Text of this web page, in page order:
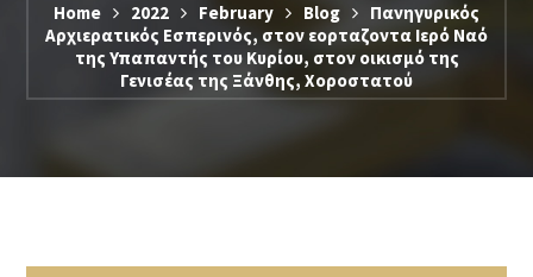
Home 2022 February Blog
Πανηγυρικός
Αρχιερατικός Εσπερινός, στον εορταζοντα Ιερό Ναό
της Υπαπαντής του Κυρίου, στον οικισμό της
Γενισέας της Ξάνθης, Χοροστατού